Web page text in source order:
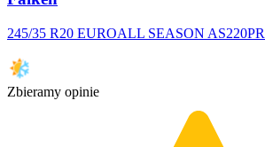
245/35 R20 EUROALL SEASON
Zbieramy opinie